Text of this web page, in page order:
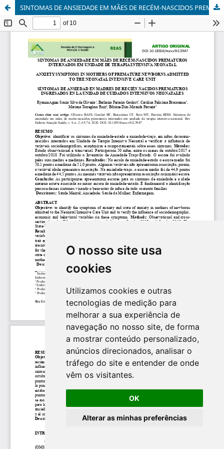
O nosso site usa
cookies
Utilizamos cookies e outras
tecnologias de medição para
melhorar a sua experiência de
navegação no nosso site, de forma
a mostrar conteúdo personalizado,
anúncios direcionados, analisar o
tráfego do site e entender de onde
vêm os visitantes.
OK
Alterar as minhas preferências
SINTOMAS DE ANSIEDADE EM MÃES DE RECÉM-NASCIDOS PREMATUROS INTERNADOS EM UNIDADE DE TERAPIA INTENSIVA NEONATAL